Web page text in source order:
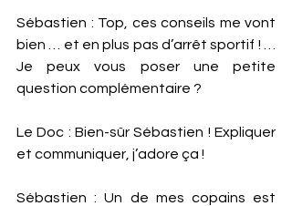
Sébastien : Top, ces conseils me vont
bien … et en plus pas d’arrêt sportif ! …
Je peux vous poser une petite
question complémentaire ?
Le Doc : Bien-sûr Sébastien ! Expliquer
et communiquer, j’adore ça !
Sébastien : Un de mes copains est